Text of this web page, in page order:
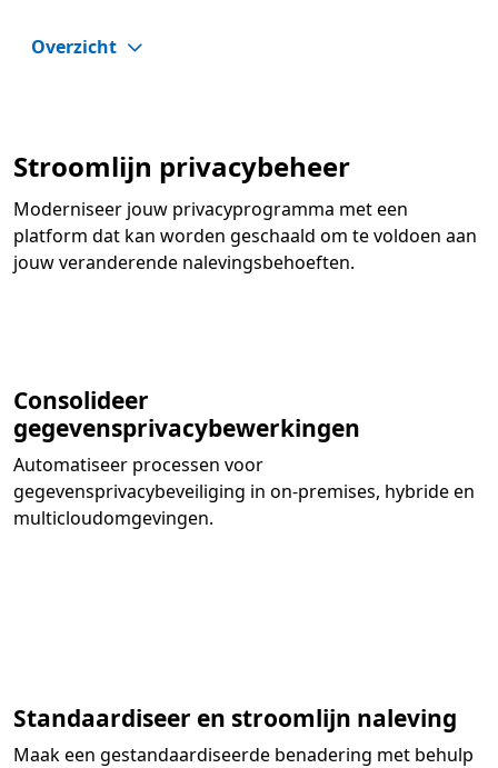
Overzicht
Stroomlijn privacybeheer
Moderniseer jouw privacyprogramma met een
platform dat kan worden geschaald om te voldoen aan
jouw veranderende nalevingsbehoeften.
Consolideer
gegevensprivacybewerkingen
Automatiseer processen voor
gegevensprivacybeveiliging in on-premises, hybride en
multicloudomgevingen.
Standaardiseer en stroomlijn naleving
Maak een gestandaardiseerde benadering met behulp